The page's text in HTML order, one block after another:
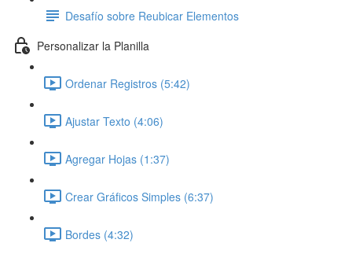
Desafío sobre Reubicar Elementos
Personalizar la Planilla
Ordenar Registros (5:42)
Ajustar Texto (4:06)
Agregar Hojas (1:37)
Crear Gráficos Simples (6:37)
Bordes (4:32)